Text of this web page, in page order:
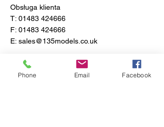
Obsługa klienta
T: 01483 424666
F: 01483 424666
E: sales@135models.co.uk
FAQ
Dostawa i zwroty
Phone Email Facebook